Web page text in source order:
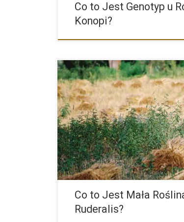
Co to Jest Genotyp u
Konopi?
Marihuana to susz, który jest
która od wieków była używana przez
medycznych i […]
Co to Jest Mała
Ruderalis?